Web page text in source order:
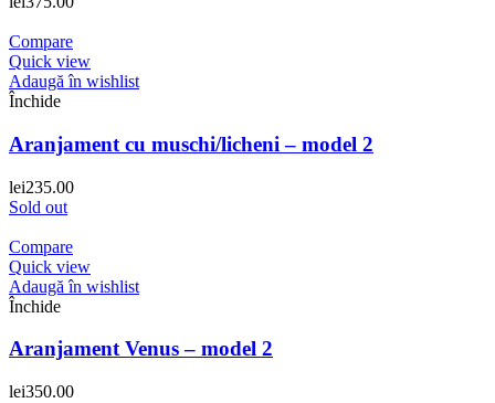
Compare
Quick view
Adaugă în wishlist
Închide
Aranjament cu muschi/licheni – model 2
lei235.00
Sold out
Compare
Quick view
Adaugă în wishlist
Închide
Aranjament Venus – model 2
lei350.00